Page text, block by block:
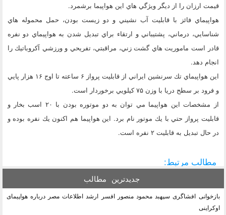
قيمت ارزان را از ديگر ويژگي هاي اين هواپيما برشمرد.
هواپيماي فائز با قابليت آب نشيني و دو زيست بودن، حمل محموله هاي
شناسايي، درماني، پشتيباني و ارتقاء براي تبديل شدن به هواپيماي دو نفره
قادر است ماموريت هاي گشت زني، مراقبتي، تفريحي و ورزشي آكروباتيك را
انجام دهد.
اين هواپيماي تك سرنشين ايراني از قابليت پرواز ۶ ساعته تا اوج ۱۶ هزار پايي
و فرود بر سطح دريا با وزن ۷۵ كيلويي برخوردار است.
از مشخصات اين هواپيما مي توان به دو موتوره بودن با ۲۰ اسب بخار و
قابليت پرواز حتي با يك موتور نام برد. اين هواپيما هم اكنون يك نفره بوده و
در حال تبديل به قابليت ۲ نفره است.
مطالب مرتبط:
جدیدترین مطالب
بازخوانی افشاگری سپهبد محمود منصور افسر ارشد اطلاعات مصر درباره هواپیمای
اوکراینی